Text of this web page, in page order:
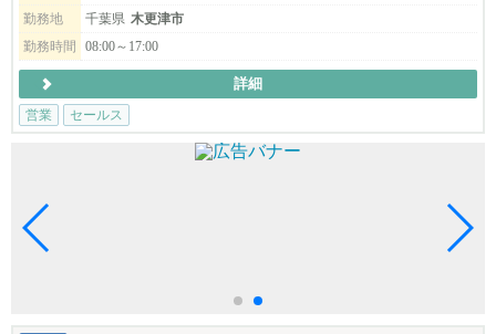
会社のモットーは「できる限り、自分たちの手で、一から作り上
げる！」
やる気次第で、あなたのアイデアや夢を実現させることが可能で
す。
一緒に新しいことに挑戦しませんか？
ご自身の可能性や想いをびびなびに伝えてください。
勤務地
千葉県 木更津市
勤務時間
08:00～17:00
詳細
営業
セールス